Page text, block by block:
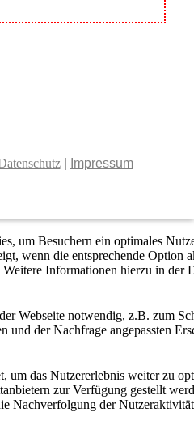
| Impressum
um Besuchern ein optimales
wenn die entsprechende Option
Informationen hierzu in der
Webseite notwendig, z.B. zum
und der Nachfrage angepassten
um das Nutzererlebnis weiter zu
zur Verfügung gestellt
Nachverfolgung der